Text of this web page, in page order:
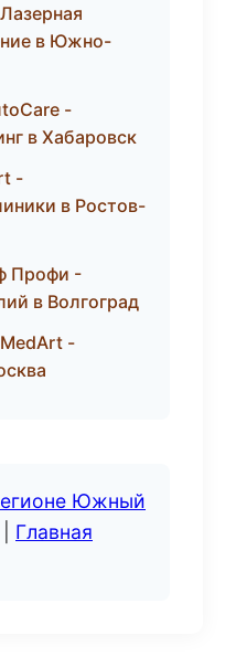
в Южно-
-
в Хабаровск
-
в Ростов-
Профи -
в Волгоград
-
Южный
Главная